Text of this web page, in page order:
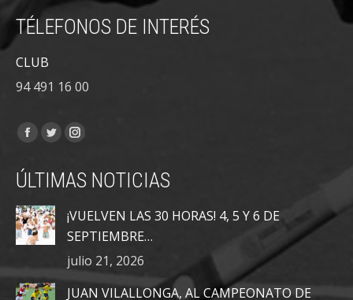
TÉLEFONOS DE INTERÉS
CLUB
94 491 16 00
Encuéntranos en:
Facebook
opens
in
new
window
Twitter
opens
in
new
window
Instagram
opens
new
window
ÚLTIMAS NOTICIAS
¡VUELVEN LAS 30 HORAS! 4, 5 Y 6 DE
SEPTIEMBRE…
julio 21, 2026
JUAN VILALLONGA, AL CAMPEONATO DE